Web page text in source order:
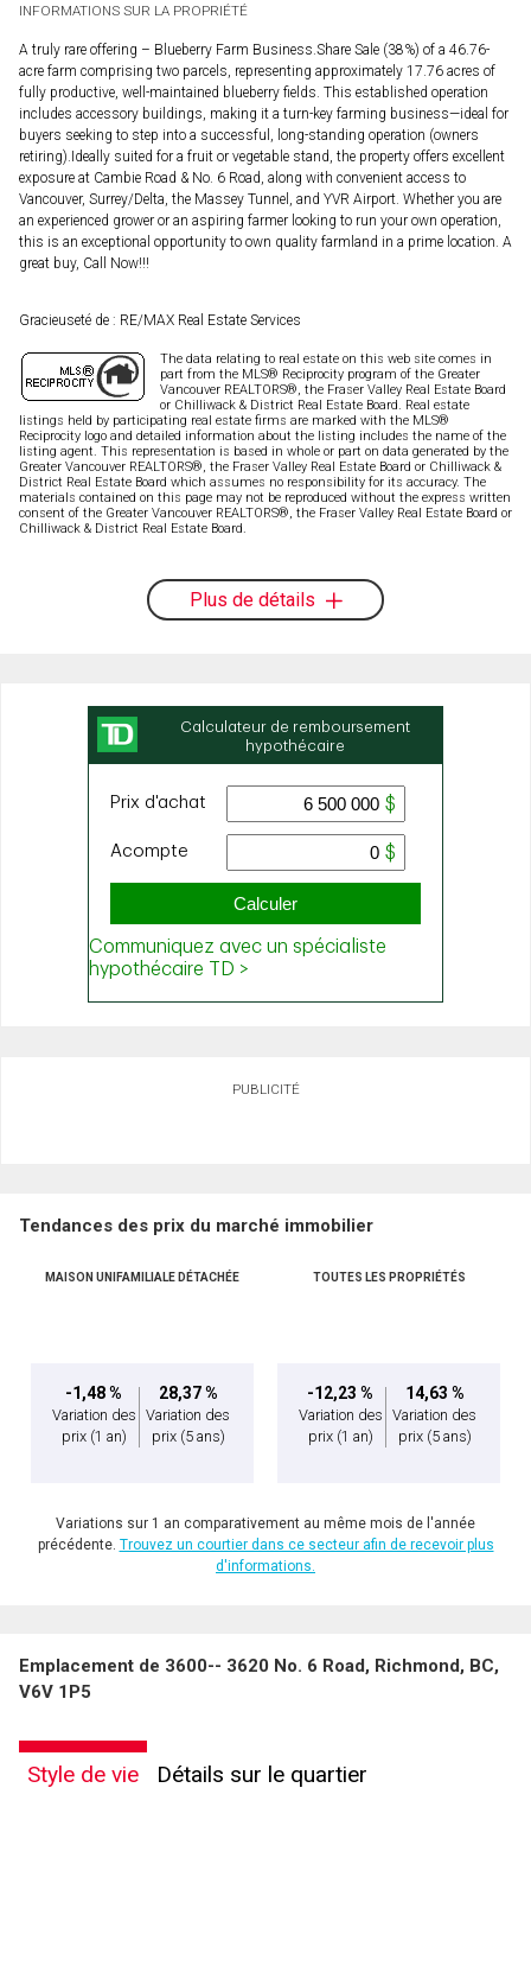
INFORMATIONS SUR LA PROPRIÉTÉ
A truly rare offering – Blueberry Farm Business.Share Sale (38%) of a 46.76-
acre farm comprising two parcels, representing approximately 17.76 acres of
fully productive, well-maintained blueberry fields. This established operation
includes accessory buildings, making it a turn-key farming business—ideal for
buyers seeking to step into a successful, long-standing operation (owners
retiring).Ideally suited for a fruit or vegetable stand, the property offers excellent
exposure at Cambie Road & No. 6 Road, along with convenient access to
Vancouver, Surrey/Delta, the Massey Tunnel, and YVR Airport. Whether you are
an experienced grower or an aspiring farmer looking to run your own operation,
this is an exceptional opportunity to own quality farmland in a prime location. A
great buy, Call Now!!!
Gracieuseté de : RE/MAX Real Estate Services
The data relating to real estate on this web site comes in
part from the MLS® Reciprocity program of the Greater
Vancouver REALTORS®, the Fraser Valley Real Estate Board
or Chilliwack & District Real Estate Board. Real estate
listings held by participating real estate firms are marked with the MLS®
Reciprocity logo and detailed information about the listing includes the name of the
listing agent. This representation is based in whole or part on data generated by the
Greater Vancouver REALTORS®, the Fraser Valley Real Estate Board or Chilliwack &
District Real Estate Board which assumes no responsibility for its accuracy. The
materials contained on this page may not be reproduced without the express written
consent of the Greater Vancouver REALTORS®, the Fraser Valley Real Estate Board or
Chilliwack & District Real Estate Board.
Plus de détails
PUBLICITÉ
Tendances des prix du marché immobilier
MAISON UNIFAMILIALE DÉTACHÉE
-1,48 %
Variation des
prix (1 an)
28,37 %
Variation des
prix (5 ans)
TOUTES LES PROPRIÉTÉS
-12,23 %
Variation des
prix (1 an)
14,63 %
Variation des
prix (5 ans)
Variations sur 1 an comparativement au même mois de l'année
précédente. Trouvez un courtier dans ce secteur afin de recevoir plus
d'informations.
Emplacement de 3600-- 3620 No. 6 Road, Richmond, BC,
V6V 1P5
Style de vie Détails sur le quartier